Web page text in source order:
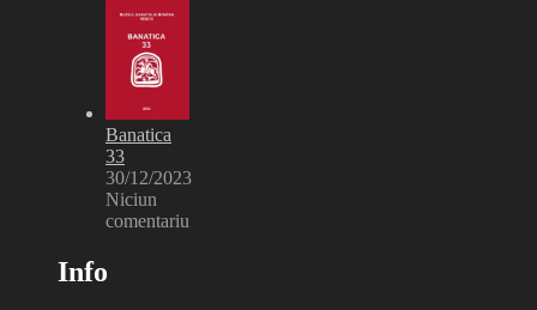
Banatica
33
30/12/2023
Niciun
comentariu
Info